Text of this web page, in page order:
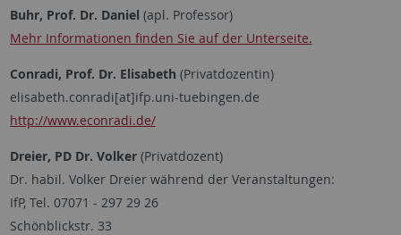
Buhr, Prof. Dr. Daniel (apl. Professor)
Mehr Informationen finden Sie auf der Unterseite.
Conradi, Prof. Dr. Elisabeth (Privatdozentin)
elisabeth.conradi[at]ifp.uni-tuebingen.de
http://www.econradi.de/
Dreier, PD Dr. Volker(Privatdozent)
Dr. habil. Volker Dreier während der Veranstaltungen:
IfP, Tel. 07071 - 297 29 26
Schönblickstr. 33